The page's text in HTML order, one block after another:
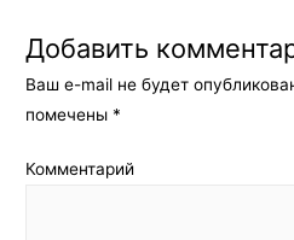
Добавить
Ваш e-mail не будет
помечены *
Комментарий